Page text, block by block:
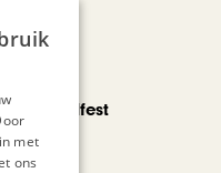
Foodfest
met
ons